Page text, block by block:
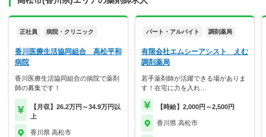
正社員 病院・クリニック
香川医療生活協同組合 高松平和
病院
香川医療生活協同組合の病院で薬剤
師の募集です！
【月収】26.2万円～34.9万円以
上
香川県 高松市
パート・アルバイト 調剤薬局
有限会社エムシーアシスト えむ
調剤薬局
若手薬剤師が活躍できる場がありま
す！在宅に力を入れ…
【時給】2,000円～2,500円
香川県 高松市